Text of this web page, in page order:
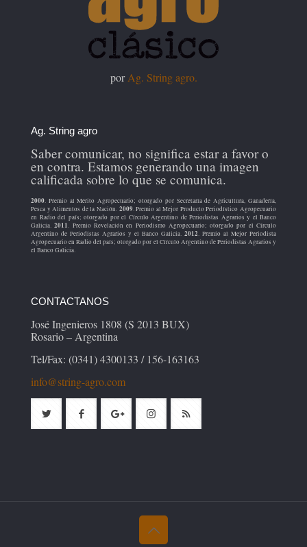
porAg. String agro.
Ag. String agro
Saber comunicar, no significa estar a favor o
en contra. Estamos generando una imagen
calificada sobre lo que se comunica.
2000. Premio al Mérito Agropecuario; otorgado por Secretaría de Agricultura, Ganadería,
Pesca y Alimentos de la Nación. 2009. Premio al Mejor Producto Periodístico Agropecuario
en Radio del país; otorgado por el Círculo Argentino de Periodistas Agrarios y el Banco
Galicia.2011. Premio Revelación en Periodismo Agropecuario; otorgado por el Círculo
Argentino de Periodistas Agrarios y el Banco Galicia. 2012. Premio al Mejor Periodista
Agropecuario en Radio del país; otorgado por el Círculo Argentino de Periodistas Agrarios y
el Banco Galicia.
CONTACTANOS
José Ingenieros 1808 (S 2013 BUX)
Rosario – Argentina
Tel/Fax: (0341) 4300133 / 156-163163
info@string-agro.com